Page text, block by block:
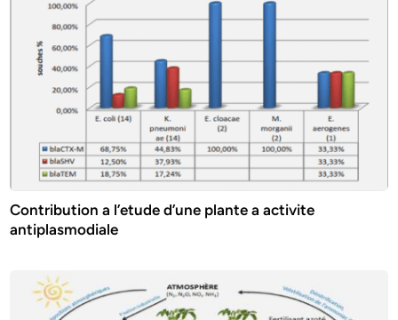
Contribution a l’etude d’une plante a activite
antiplasmodiale